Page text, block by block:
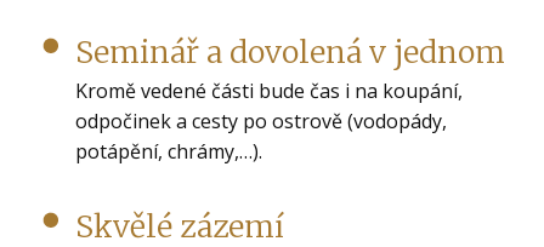
Seminář a dovolená v jednom
Kromě vedené části bude čas i na koupání,
odpočinek a cesty po ostrově (vodopády,
potápění, chrámy,…).
Skvělé zázemí